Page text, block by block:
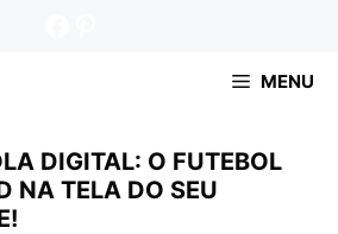
MENU
DIGITAL: O FUTEBOL
NA TELA DO SEU